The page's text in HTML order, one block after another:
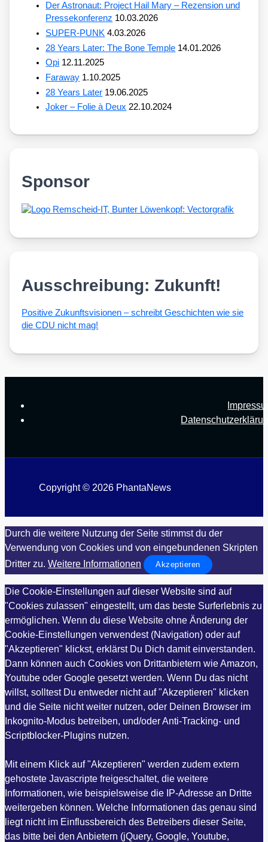
Der Astronaut: Project Hail Mary – Rezension und
Pressekonferenz 10.03.2026
SUPER-PUNK 4.03.2026
28 Years Later: The Bone Temple 14.01.2026
Opi 12.11.2025
Faraway 1.10.2025
28 Years Later 19.06.2025
Joker – Folie à Deux 22.10.2024
Sponsor
Ausschreibung: Zukunft!
Posi­ti­ve Zukunfts­vi­sio­nen – schreibt Geschich­ten wie sie
die CDU nicht mag!
Copyright © 2026 PhantaNews
Durch die weitere Nutzung der Seite stimmst du der
Verwendung von Cookies und von eingebundenen Skripten
Dritter zu. Weitere Informationen Akzeptieren
Die Cookie-Einstellungen auf dieser Website sind auf
"Cookies zulassen" eingestellt, um das beste Surferlebnis zu
ermöglichen. Wenn du diese Website ohne Änderung der
Cookie-Einstellungen verwendest (Navigation) oder auf
"Akzeptieren" klickst, erklärst Du Dich damit einverstanden.
Dann können auch Cookies von Drittanbietern wie Amazon,
Youtube oder Google gesetzt werden. Wenn Du das nicht
willst, solltest Du entweder nicht auf "Akzeptieren" klicken
und die Seite nicht weiter nutzen, oder Deinen Browser im
Inkognito-Modus betreiben, und/oder Anti-Tracking- und
Scriptblocker-Plugins nutzen.
Mit einem Klick auf "Akzeptieren" werden zudem extern
gehostete Javascripte freigeschaltet, die weitere
Informationen, wie beispielsweise die IP-Adresse an Dritte
weitergeben können. Welche Informationen das genau sind
liegt nicht im Einflussbereich des Betreibers dieser Seite,
das bitte bei den Anbietern (jQuery, Google, Youtube,